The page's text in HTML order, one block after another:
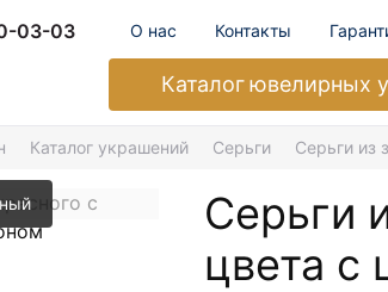
03-03 О нас Контакты
Каталогювелирных
Каталог украшений Серьги Серьги из
Серьги
цвета с